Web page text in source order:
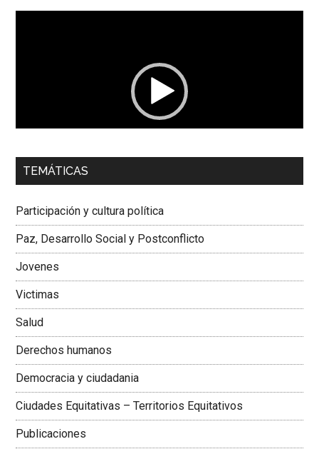
00:00 01:04
Dra. Carolina Corcho Mejía,Presidenta Corporación
Colombiana
TEMÁTICAS
Participación y cultura política
Paz, Desarrollo Social y Postconflicto
Jovenes
Victimas
Salud
Derechos humanos
Democracia y ciudadania
Ciudades Equitativas – Territorios Equitativos
Publicaciones